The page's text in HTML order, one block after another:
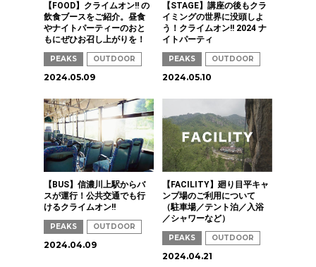
【FOOD】クライムオン!! の
飲食ブースをご紹介。昼食
やナイトパーティーのおと
もにぜひお召し上がりを！
PEAKS OUTDOOR
2024.05.09
【STAGE】講座の後もクラ
イミングの世界に没頭しよ
う！クライムオン!! 2024 ナ
イトパーティ
PEAKS OUTDOOR
2024.05.10
【BUS】信濃川上駅からバ
スが運行！公共交通でも行
けるクライムオン!!
PEAKS OUTDOOR
2024.04.09
【FACILITY】廻り目平キャ
ンプ場のご利用について
（駐車場／テント泊／入浴
／シャワーなど）
PEAKS OUTDOOR
2024.04.21